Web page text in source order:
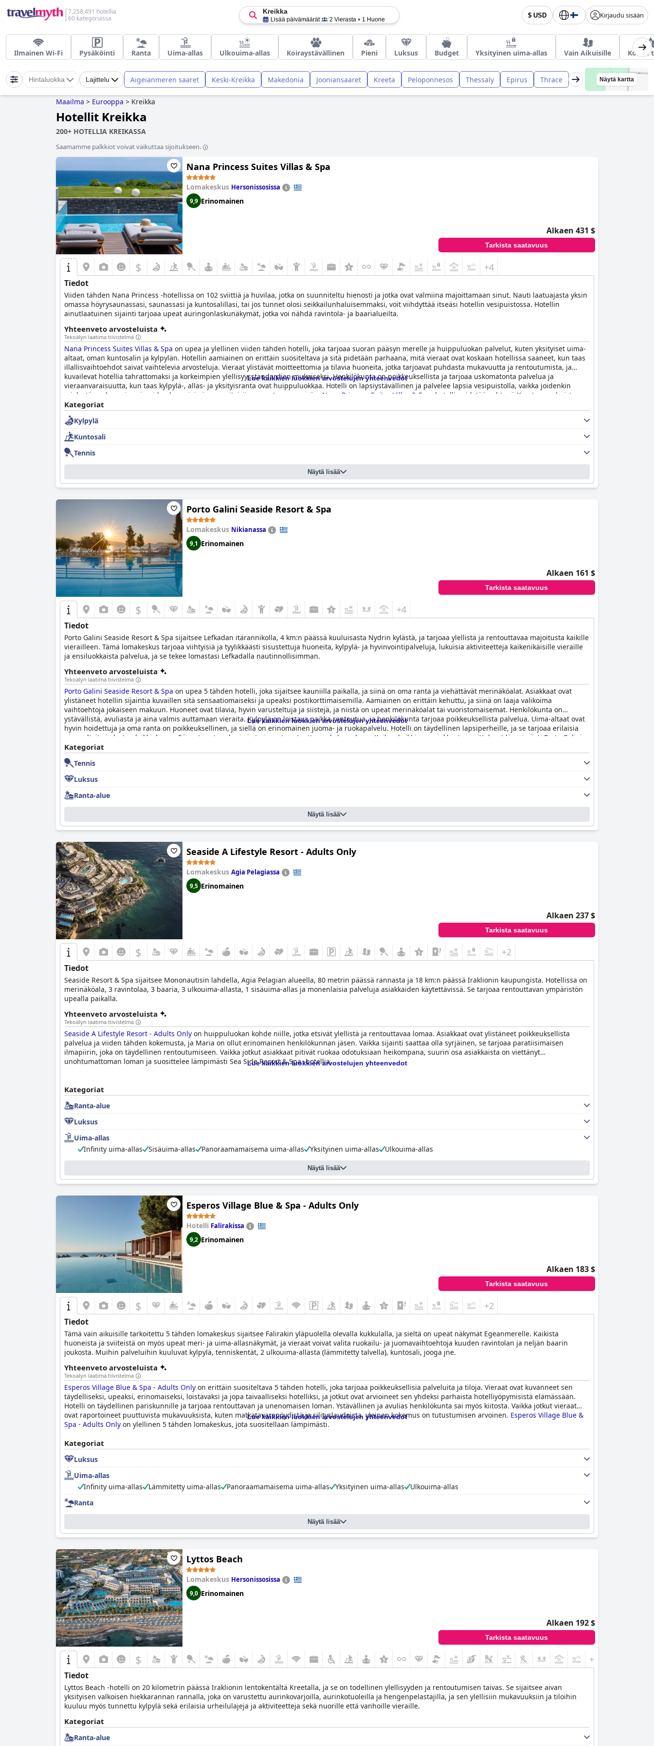
7,258,491 hotellia
60 kategoriassa
$ USD Kirjaudu sisään
Kreikka
Lisää päivämäärät 2 Vierasta 1 Huone
Ilmainen Wi-Fi Pysäköinti Ranta Uima-allas Ulkouima-allas Koiraystävällinen Pieni Luksus Budget Yksityinen uima-allas Vain Aikuisille Kolme
Hintaluokka Lajittelu Aigeianmeren saaret Keski-Kreikka Makedonia Jooniansaaret Kreeta Peloponnesos Thessaly Epirus Thrace Näytä kartta
Maailma > Eurooppa > Kreikka
Hotellit Kreikka
200+ HOTELLIA KREIKASSA
Saamamme palkkiot voivat vaikuttaa sijoitukseen.
Nana Princess Suites Villas & Spa
Lomakeskus Hersonissosissa
9,9 Erinomainen
Alkaen 431 $
Tarkista saatavuus
$ +4
Tiedot
Viiden tähden Nana Princess -hotellissa on 102 sviittiä ja huvilaa, jotka on suunniteltu hienosti ja jotka ovat valmiina majoittamaan sinut. Nauti laatuajasta yksin
omassa höyrysaunassasi, saunassasi ja kuntosalillasi, tai jos tunnet olosi seikkailunhaluisemmaksi, voit viihdyttää itseäsi hotellin vesipuistossa. Hotellin
ainutlaatuinen sijainti tarjoaa upeat auringonlaskunäkymät, jotka voi nähdä ravintola- ja baarialueilta.
Yhteenveto arvosteluista
Tekoälyn laatima tiivistelmä
Nana Princess Suites Villas & Spa on upea ja ylellinen viiden tähden hotelli, joka tarjoaa suoran pääsyn merelle ja huippuluokan palvelut, kuten yksityiset uima-
altaat, oman kuntosalin ja kylpylän. Hotellin aamiainen on erittäin suositeltava ja sitä pidetään parhaana, mitä vieraat ovat koskaan hotellissa saaneet, kun taas
illallisvaihtoehdot saivat vaihtelevia arvosteluja. Vieraat ylistävät moitteettomia ja tilavia huoneita, jotka tarjoavat puhdasta mukavuutta ja rentoutumista, ja
kuvailevat hotellia tahrattomaksi ja korkeimpien ylellisyysstandardien mukaiseksi. Henkilökunta on poikkeuksellista ja tarjoaa uskomatonta palvelua ja
vieraanvaraisuutta, kun taas kylpylä-, allas- ja yksityisranta ovat huippuluokkaa. Hotelli on lapsiystävällinen ja palvelee lapsia vesipuistolla, vaikka joidenkin
mielestä vanhempien vieraiden huomioimiseen voitaisiin panostaa enemmän. Nana Princess Suites Villas & Spa
-hotellia pidetään yhtenä Kreetan parhaista
viiden tähden lomakeskuksista, ja se ansaitsee korkeimman suosituksen.
Lue kaikkien luokkien arvostelujen yhteenvedot
Kategoriat
Kylpylä
Kuntosali
Tennis
Näytä lisää
Porto Galini Seaside Resort & Spa
Lomakeskus Nikianassa
9,1 Erinomainen
Alkaen 161 $
Tarkista saatavuus
$ +4
Tiedot
Porto Galini Seaside Resort & Spa sijaitsee Lefkadan itärannikolla, 4 km:n päässä kuuluisasta Nydrin kylästä, ja tarjoaa ylellistä ja rentouttavaa majoitusta kaikille
vierailleen. Tämä lomakeskus tarjoaa viihtyisiä ja tyylikkäästi sisustettuja huoneita, kylpylä- ja hyvinvointipalveluja, lukuisia aktiviteetteja kaikenikäisille vieraille
ja ensiluokkaista palvelua, ja se tekee lomastasi Lefkadalla nautinnollisimman.
Yhteenveto arvosteluista
Tekoälyn laatima tiivistelmä
Porto Galini Seaside Resort & Spa on upea 5 tähden hotelli, joka sijaitsee kauniilla paikalla, ja siinä on oma ranta ja viehättävät merinäköalat. Asiakkaat ovat
ylistäneet hotellin sijaintia kuvaillen sitä sensaatiomaiseksi ja upeaksi postikorttimaisemilla. Aamiainen on erittäin kehuttu, ja siinä on laaja valikoima
vaihtoehtoja jokaiseen makuun. Huoneet ovat tilavia, hyvin varusteltuja ja siistejä, ja niistä on upeat merinäköalat tai vuoristomaisemat. Henkilökunta on
ystävällistä, avuliasta ja aina valmis auttamaan vieraita. Kylpylä on loistava paikka rentoutua, ja henkilökunta tarjoaa poikkeuksellista palvelua. Uima-altaat ovat
hyvin hoidettuja ja oma ranta on poikkeuksellinen, ja siellä on erinomainen juoma- ja ruokapalvelu. Hotelli on täydellinen lapsiperheille, ja se tarjoaa erilaisia
uima-altaita ja lasten leikkialueen. Sängyt ovat mukavia ja tarjoavat rentouttavan kokemuksen. Kaiken kaikkiaan asiakkaat suosittelevat lämpimästi Porto Galini
Seaside Resort & Spa
Lue kaikkien luokkien arvostelujen yhteenvedot
Kategoriat
Tennis
Luksus
Ranta-alue
Näytä lisää
Seaside A Lifestyle Resort - Adults Only
Lomakeskus Agia Pelagiassa
9,5 Erinomainen
Alkaen 237 $
Tarkista saatavuus
$ +2
Tiedot
Seaside Resort & Spa sijaitsee Mononautisin lahdella, Agia Pelagian alueella, 80 metrin päässä rannasta ja 18 km:n päässä Iraklionin kaupungista. Hotellissa on
merinäköala, 3 ravintolaa, 3 baaria, 3 ulkouima-allasta, 1 sisäuima-allas ja monenlaisia palveluja asiakkaiden käytettävissä. Se tarjoaa rentouttavan ympäristön
upealla paikalla.
Yhteenveto arvosteluista
Tekoälyn laatima tiivistelmä
Seaside A Lifestyle Resort - Adults Only on huippuluokan kohde niille, jotka etsivät ylellistä ja rentouttavaa lomaa. Asiakkaat ovat ylistäneet poikkeuksellista
palvelua ja viiden tähden kokemusta, ja Maria on ollut erinomainen henkilökunnan jäsen. Vaikka sijainti saattaa olla syrjäinen, se tarjoaa paratiisimaisen
ilmapiirin, joka on täydellinen rentoutumiseen. Vaikka jotkut asiakkaat pitivät ruokaa odotuksiaan heikompana, suurin osa asiakkaista on viettänyt
unohtumattoman loman ja suosittelee lämpimästi Sea Side Resort & Spa -hotellia.
Lue kaikkien luokkien arvostelujen yhteenvedot
Kategoriat
Ranta-alue
Luksus
Uima-allas
Infinity uima-allas
Sisäuima-allas Panoraamamaisema uima-allas Yksityinen uima-allas Ulkouima-allas
Näytä lisää
Esperos Village Blue & Spa - Adults Only
Hotelli Falirakissa
9,2 Erinomainen
Alkaen 183 $
Tarkista saatavuus
$ +2
Tiedot
Tämä vain aikuisille tarkoitettu 5 tähden lomakeskus sijaitsee Falirakin yläpuolella olevalla kukkulalla, ja sieltä on upeat näkymät Egeanmerelle. Kaikista
huoneista ja sviiteistä on myös upeat meri- ja uima-allasnäkymät, ja vieraat voivat valita ruokailu- ja juomavaihtoehtoja kuuden ravintolan ja neljän baarin
joukosta. Muihin palveluihin kuuluvat kylpylä, tenniskentät, 2 ulkouima-allasta (lämmitetty talvella), kuntosali, jooga jne.
Yhteenveto arvosteluista
Tekoälyn laatima tiivistelmä
Esperos Village Blue & Spa - Adults Only on erittäin suositeltava 5 tähden hotelli, joka tarjoaa poikkeuksellisia palveluita ja tiloja. Vieraat ovat kuvanneet sen
täydelliseksi, upeaksi, erinomaiseksi, loistavaksi ja jopa taivaalliseksi hotelliksi, ja jotkut ovat arvioineet sen yhdeksi parhaista hotelliyöpymisistä elämässään.
Hotelli on täydellinen pariskunnille ja tarjoaa rentouttavan ja unenomaisen loman. Ystävällinen ja avulias henkilökunta sai myös kiitosta. Vaikka jotkut vieraat
ovat raportoineet puuttuvista mukavuuksista, kuten matkatavarapöydistä ja silityslaudoista, yleinen kokemus on tutustumisen arvoinen. Esperos Village Blue &
Spa - Adults Only on ylellinen 5 tähden lomakeskus, jota suositellaan lämpimästi.
Lue kaikkien luokkien arvostelujen yhteenvedot
Kategoriat
Luksus
Uima-allas
Infinity uima-allas
Lämmitetty uima-allas Panoraamamaisema uima-allas Yksityinen uima-allas
Ulkouima-allas
Ranta
Näytä lisää
Lyttos Beach
Lomakeskus Hersonissosissa
9,0 Erinomainen
Alkaen 192 $
Tarkista saatavuus
$ +4
Tiedot
Lyttos Beach -hotelli on 20 kilometrin päässä Iraklionin lentokentältä Kreetalla, ja se on todellinen ylellisyyden ja rentoutumisen taivas. Se sijaitsee aivan
yksityisen valkoisen hiekkarannan rannalla, joka on varustettu aurinkovarjoilla, aurinkotuoleilla ja hengenpelastajilla, ja sen ylellisiin mukavuuksiin ja tiloihin
kuuluu myös tunnettu kylpylä sekä erilaisia urheilulajeja ja aktiviteetteja sekä nuorille että vanhoille vieraille.
Kategoriat
Ranta-alue